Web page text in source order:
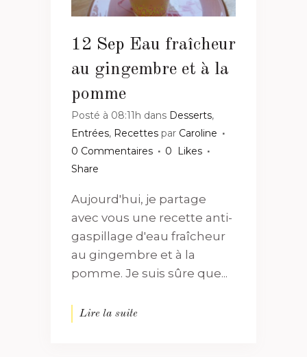
12 Sep Eau fraîcheur
au gingembre et à la
pomme
Posté à 08:11h dans Desserts,
Entrées, Recettes par Caroline
0 Commentaires
0
Likes
Share
Aujourd'hui, je partage
avec vous une recette anti-
gaspillage d'eau fraîcheur
au gingembre et à la
pomme. Je suis sûre que...
Lire la suite